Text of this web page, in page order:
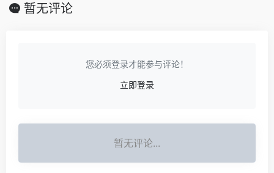
暂无评论
您必须登录才能参与评论！
立即登录
暂无评论...